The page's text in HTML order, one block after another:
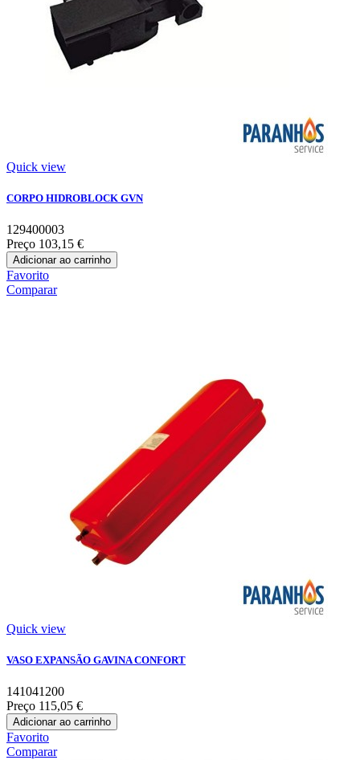
Quick view
CORPO HIDROBLOCK GVN
129400003
Preço 103,15 €
Adicionar ao carrinho
Favorito
Comparar
Quick view
VASO EXPANSÃO GAVINA CONFORT
141041200
Preço 115,05 €
Adicionar ao carrinho
Favorito
Comparar